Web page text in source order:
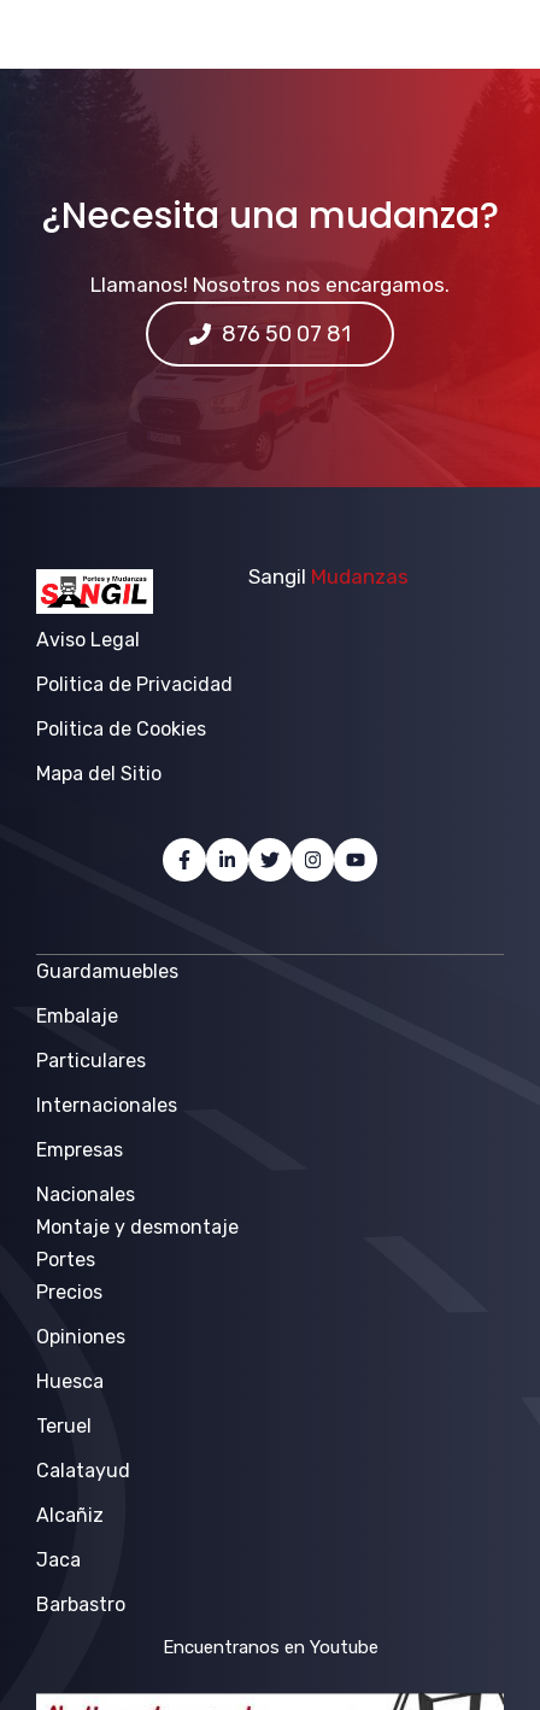
¿Necesita una mudanza?
Llamanos! Nosotros nos encargamos.
876 50 07 81
Sangil Mudanzas
Aviso Legal
Politica de Privacidad
Politica de Cookies
Mapa del Sitio
Guardamuebles
Embalaje
Particulares
Internacionales
Empresas
Nacionales
Montaje y desmontaje
Portes
Precios
Opiniones
Huesca
Teruel
Calatayud
Alcañiz
Jaca
Barbastro
Encuentranos en Youtube